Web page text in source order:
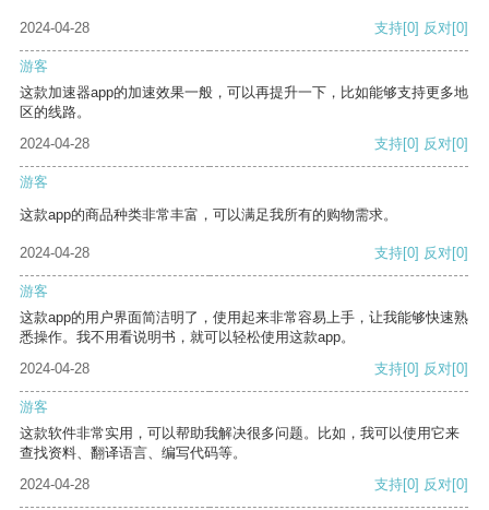
2024-04-28 支持[0] 反对[0]
游客
这款加速器app的加速效果一般，可以再提升一下，比如能够支持更多地
区的线路。
2024-04-28
支持[0] 反对[0]
游客
这款app的商品种类非常丰富，可以满足我所有的购物需求。
2024-04-28 支持[0] 反对[0]
游客
这款app的用户界面简洁明了，使用起来非常容易上手，让我能够快速熟
悉操作。我不用看说明书，就可以轻松使用这款app。
2024-04-28
支持[0] 反对[0]
游客
这款软件非常实用，可以帮助我解决很多问题。比如，我可以使用它来
查找资料、翻译语言、编写代码等。
2024-04-28
支持[0] 反对[0]